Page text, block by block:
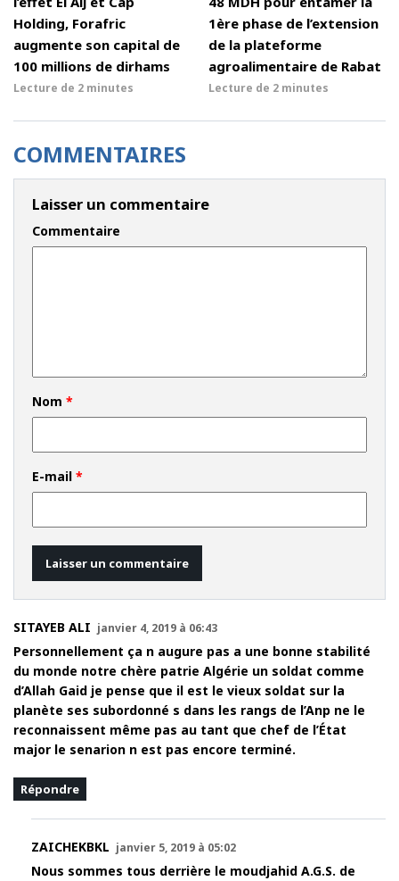
Holding, Forafric
augmente son capital de
100 millions de dirhams
Lecture de 2 minutes
1ère phase de l’extension
de la plateforme
agroalimentaire de Rabat
Lecture de 2 minutes
COMMENTAIRES
Laisser un commentaire
Commentaire
Nom *
E-mail *
SITAYEB ALI janvier 4, 2019 à 06:43
Personnellement ça n augure pas a une bonne stabilité
du monde notre chère patrie Algérie un soldat comme
d’Allah Gaid je pense que il est le vieux soldat sur la
planète ses subordonné s dans les rangs de l’Anp ne le
reconnaissent même pas au tant que chef de l’État
major le senarion n est pas encore terminé.
Répondre
ZAICHEKBKL janvier 5, 2019 à 05:02
Nous sommes tous derrière le moudjahid A.G.S. de